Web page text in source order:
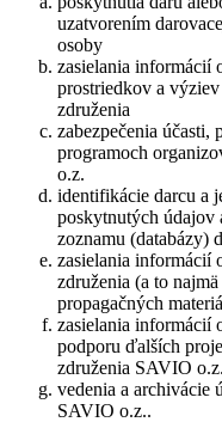
uzatvorením
osoby
zasielania informácií
prostriedkov a
združenia
zabezpečenia účasti,
programoch
o.z.
identifikácie darcu a
poskytnutých údajov
zoznamu (databázy)
zasielania informácií
združenia (a to
propagačných
zasielania informácií
podporu ďalších
združenia SAVIO o.z.
vedenia a archivácie
SAVIO o.z..